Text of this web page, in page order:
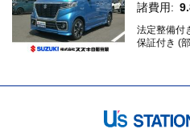
諸費用:
法定整備付
保証付き (